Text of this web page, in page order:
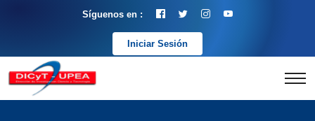
Síguenos en :
Iniciar Sesión